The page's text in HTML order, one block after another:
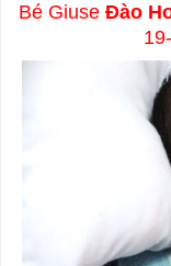
Bé Giuse Đào